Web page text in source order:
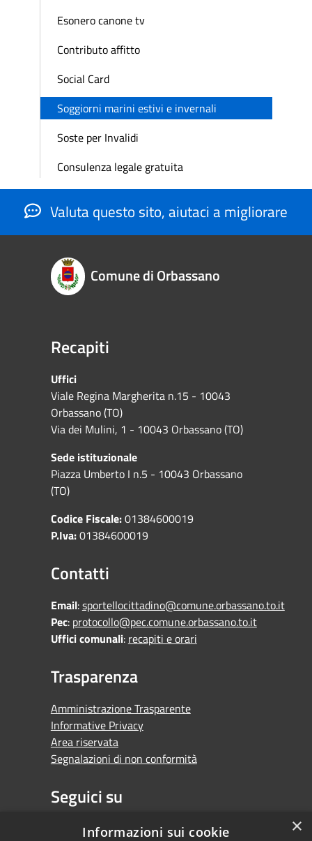
Esonero canone tv
Contributo affitto
Social Card
Soggiorni marini estivi e invernali
Soste per Invalidi
Consulenza legale gratuita
Valuta questo sito, aiutaci a migliorare
Comune di Orbassano
Recapiti
Uffici
Viale Regina Margherita n.15 - 10043
Orbassano (TO)
Via dei Mulini, 1 - 10043 Orbassano (TO)
Sede istituzionale
Piazza Umberto I n.5 - 10043 Orbassano
(TO)
Codice Fiscale:01384600019
P.Iva:01384600019
Contatti
Email:sportellocittadino@comune.orbassano.to.it
Pec: protocollo@pec.comune.orbassano.to.it
Uffici comunali: recapiti e orari
Trasparenza
Amministrazione Trasparente
Informative Privacy
Area riservata
Segnalazioni di non conformità
Seguici su
FacebookYoutubeWhatsapp ×
Informazioni sui cookie